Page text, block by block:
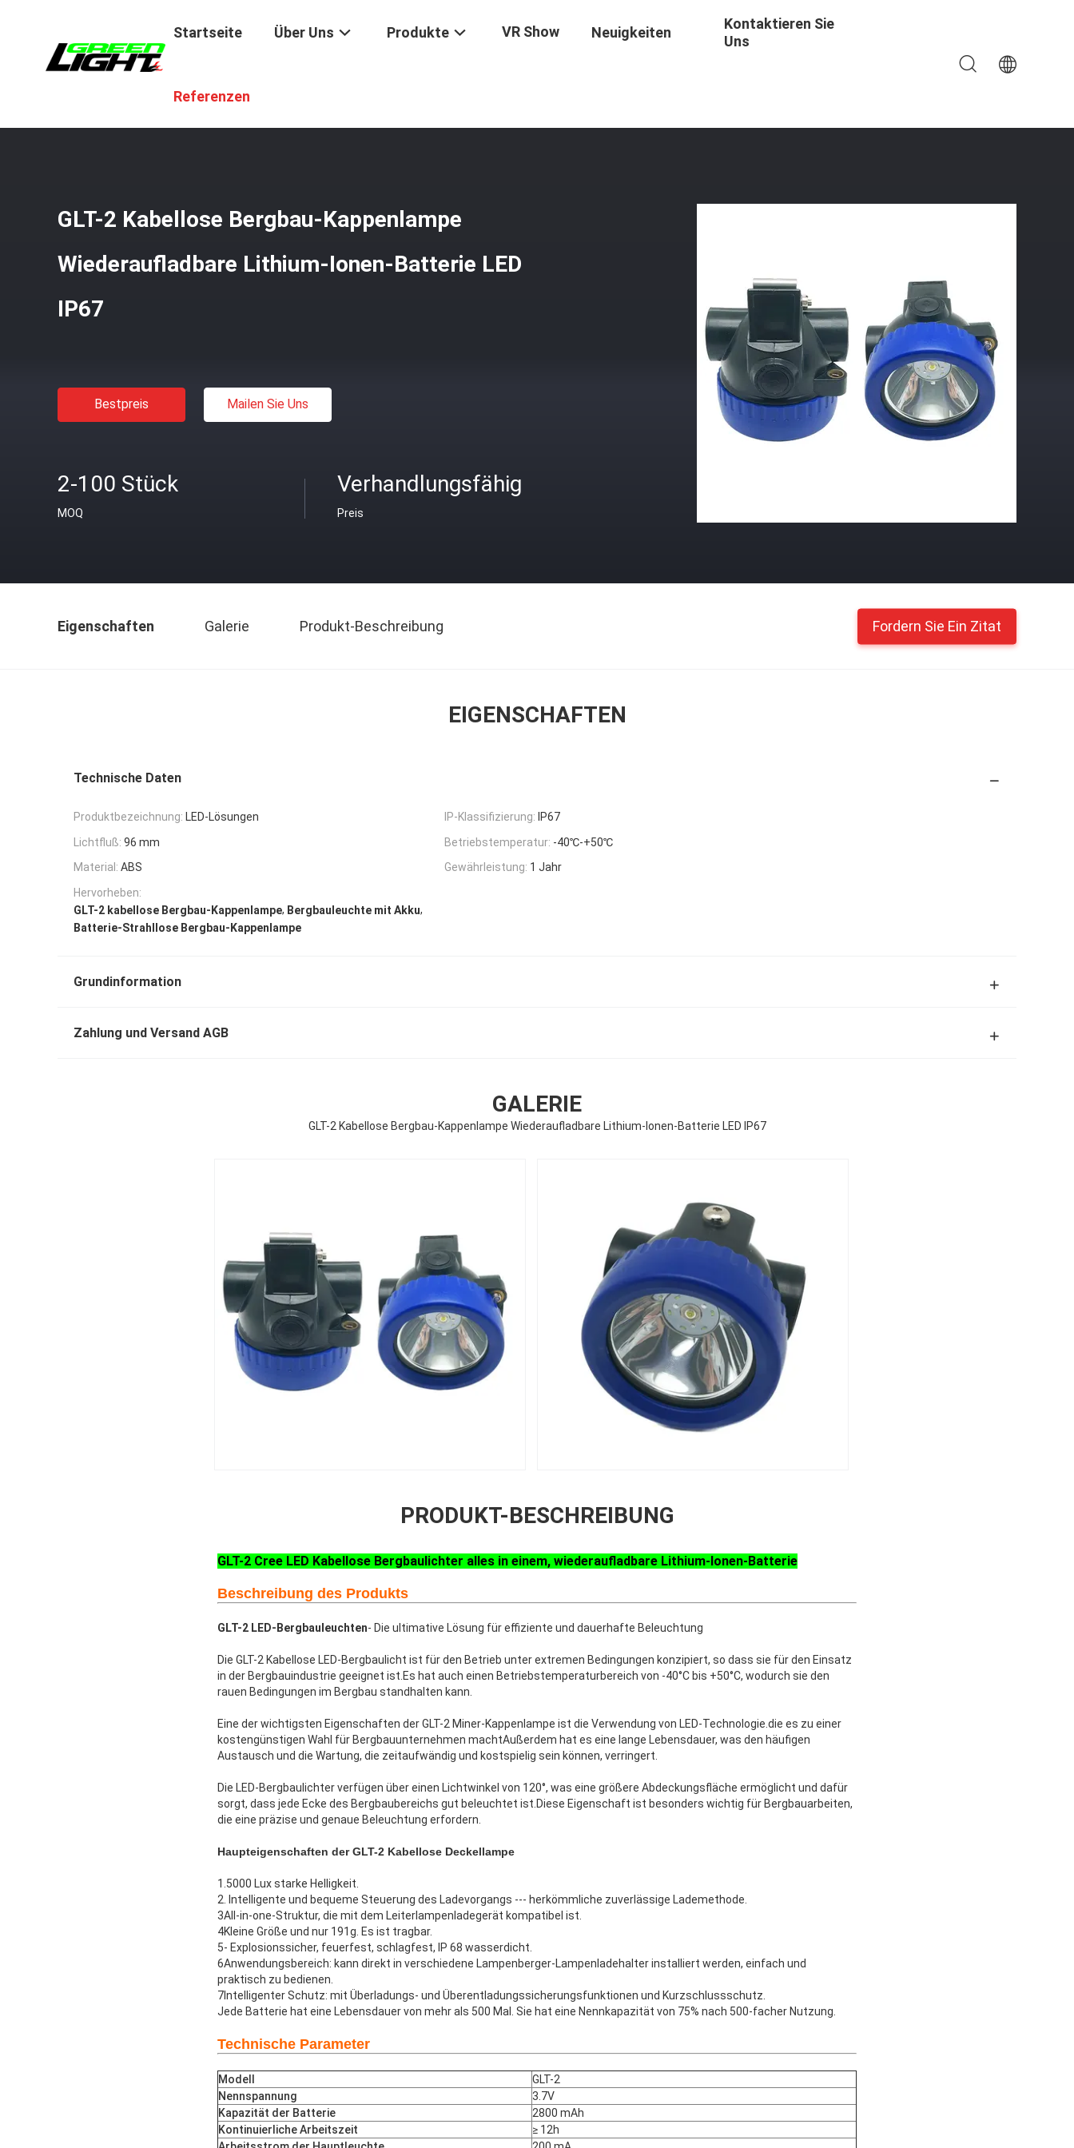
Startseite Über Uns Produkte VR Show Neuigkeiten
Kontaktieren Sie
Uns
Referenzen
GLT-2 Kabellose Bergbau-Kappenlampe
Wiederaufladbare Lithium-Ionen-Batterie LED
IP67
Bestpreis Mailen Sie Uns
2-100 Stück
MOQ
Verhandlungsfähig
Preis
Eigenschaften Galerie Produkt-Beschreibung Fordern Sie Ein Zitat
EIGENSCHAFTEN
Technische Daten
Produktbezeichnung: LED-Lösungen IP-Klassifizierung: IP67
Lichtfluß: 96 mm Betriebstemperatur: -40℃-+50℃
Material: ABS Gewährleistung: 1 Jahr
Hervorheben:
GLT-2 kabellose Bergbau-Kappenlampe, Bergbauleuchte mit Akku,
Batterie-Strahllose Bergbau-Kappenlampe
Grundinformation
Zahlung und Versand AGB
GALERIE
GLT-2 Kabellose Bergbau-Kappenlampe Wiederaufladbare Lithium-Ionen-Batterie LED IP67
PRODUKT-BESCHREIBUNG
GLT-2 Cree LED Kabellose Bergbaulichter alles in einem, wiederaufladbare Lithium-Ionen-Batterie
Beschreibung des Produkts
GLT-2 LED-Bergbauleuchten- Die ultimative Lösung für effiziente und dauerhafte Beleuchtung
Die GLT-2 Kabellose LED-Bergbaulicht ist für den Betrieb unter extremen Bedingungen konzipiert, so dass sie für den Einsatz
in der Bergbauindustrie geeignet ist.Es hat auch einen Betriebstemperaturbereich von -40°C bis +50°C, wodurch sie den
rauen Bedingungen im Bergbau standhalten kann.
Eine der wichtigsten Eigenschaften der GLT-2 Miner-Kappenlampe ist die Verwendung von LED-Technologie.die es zu einer
kostengünstigen Wahl für Bergbauunternehmen machtAußerdem hat es eine lange Lebensdauer, was den häufigen
Austausch und die Wartung, die zeitaufwändig und kostspielig sein können, verringert.
Die LED-Bergbaulichter verfügen über einen Lichtwinkel von 120°, was eine größere Abdeckungsfläche ermöglicht und dafür
sorgt, dass jede Ecke des Bergbaubereichs gut beleuchtet ist.Diese Eigenschaft ist besonders wichtig für Bergbauarbeiten,
die eine präzise und genaue Beleuchtung erfordern.
Haupteigenschaften der GLT-2 Kabellose Deckellampe
1.5000 Lux starke Helligkeit.
2. Intelligente und bequeme Steuerung des Ladevorgangs --- herkömmliche zuverlässige Lademethode.
3All-in-one-Struktur, die mit dem Leiterlampenladegerät kompatibel ist.
4Kleine Größe und nur 191g. Es ist tragbar.
5- Explosionssicher, feuerfest, schlagfest, IP 68 wasserdicht.
6Anwendungsbereich: kann direkt in verschiedene Lampenberger-Lampenladehalter installiert werden, einfach und
praktisch zu bedienen.
7Intelligenter Schutz: mit Überladungs- und Überentladungssicherungsfunktionen und Kurzschlussschutz.
Jede Batterie hat eine Lebensdauer von mehr als 500 Mal. Sie hat eine Nennkapazität von 75% nach 500-facher Nutzung.
Technische Parameter
Modell
GLT-2
Nennspannung
3.7V
Kapazität der Batterie
2800 mAh
Kontinuierliche Arbeitszeit
≥ 12h